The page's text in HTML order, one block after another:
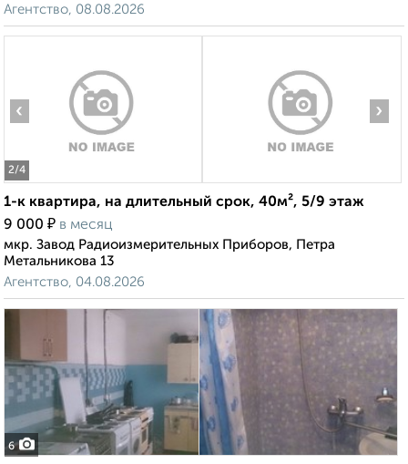
Агентство, 08.08.2026
2/4
‹ ›
1-к квартира, на длительный срок, 40м², 5/9 этаж
9 000 ₽ в месяц
мкр. Завод Радиоизмерительных Приборов, Петра
Метальникова 13
Агентство, 04.08.2026
6